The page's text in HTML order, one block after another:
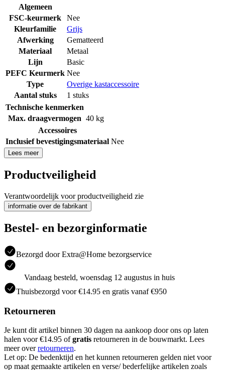
Algemeen
FSC-keurmerk
Nee
Kleurfamilie
Grijs
Afwerking
Gematteerd
Materiaal
Metaal
Lijn
Basic
PEFC Keurmerk Nee
Type
Overige kastaccessoire
Aantal stuks
1 stuks
Technische kenmerken
Max. draagvermogen 40 kg
Accessoires
Inclusief bevestigingsmateriaal Nee
Lees meer
Productveiligheid
Verantwoordelijk voor productveiligheid zie
informatie over de fabrikant
Bestel- en bezorginformatie
Bezorgd door Extra@Home bezorgservice
Vandaag besteld, woensdag 12 augustus in huis
Thuisbezorgd voor €14.95 en gratis vanaf €950
Retourneren
Je kunt dit artikel binnen 30 dagen na aankoop door ons op laten
halen voor €14.95 ofgratis retourneren in de bouwmarkt. Lees
meer overretourneren.
Let op: De bedenktijd en het kunnen retourneren gelden niet voor
op maat gemaakte artikelen en verse/ bederfelijke artikelen zoals